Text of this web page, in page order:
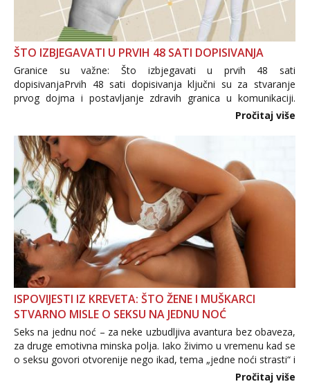
ŠTO IZBJEGAVATI U PRVIH 48 SATI DOPISIVANJA
Granice su važne: Što izbjegavati u prvih 48 sati
dopisivanjaPrvih 48 sati dopisivanja ključni su za stvaranje
prvog dojma i postavljanje zdravih granica u komunikaciji.
Važno je izbjeći prebrzo otkrivanje osobnih ili intimnih
informacija, jer nepoznata osoba još nije zaslužila to
povjerenje. Takođe...
Pročitaj više
ISPOVIJESTI IZ KREVETA: ŠTO ŽENE I MUŠKARCI
STVARNO MISLE O SEKSU NA JEDNU NOĆ
Seks na jednu noć – za neke uzbudljiva avantura bez obaveza,
za druge emotivna minska polja. Iako živimo u vremenu kad se
o seksu govori otvorenije nego ikad, tema „jedne noći strasti“ i
dalje izaziva burne rasprave. Što zapravo misle žene, a što
Pročitaj više